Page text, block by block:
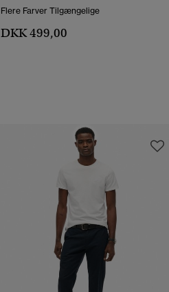
Flere Farver Tilgængelige
DKK 499,00